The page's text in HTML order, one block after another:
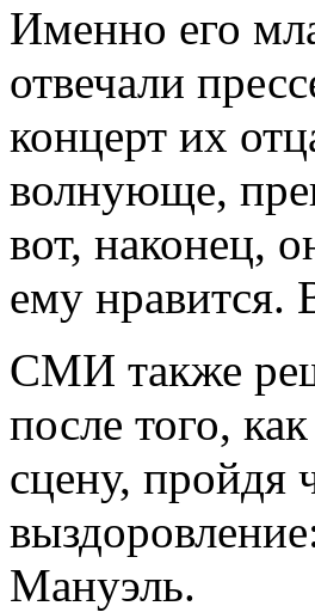
Именно его
отвечали
концерт их
волнующе,
вот, наконец,
ему нравится.
СМИ также
после того,
сцену, пройдя
Мануэль.